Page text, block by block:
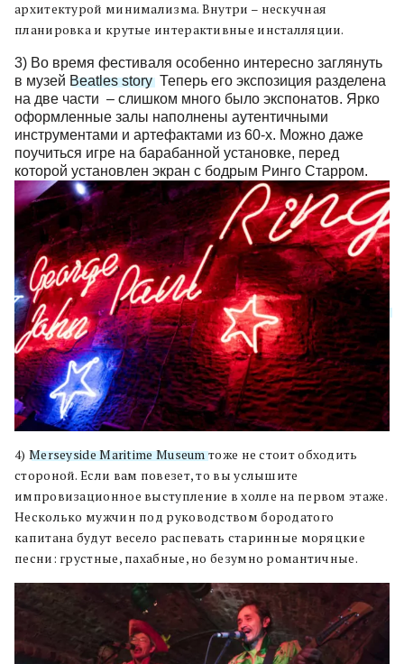
архитектурой минимализма. Внутри – нескучная
планировка и крутые интерактивные инсталляции.
3) Во время фестиваля особенно интересно заглянуть
в музей Beatles storу. Теперь его экспозиция разделена
на две части – слишком много было экспонатов. Ярко
оформленные залы наполнены аутентичными
инструментами и артефактами из 60-х. Можно даже
поучиться игре на барабанной установке, перед
которой установлен экран с бодрым Ринго Старром.
4) Merseyside Maritime Museumтоже не стоит обходить
стороной. Если вам повезет, то вы услышите
импровизационное выступление в холле на первом этаже.
Несколько мужчин под руководством бородатого
капитана будут весело распевать старинные моряцкие
песни: грустные, пахабные, но безумно романтичные.